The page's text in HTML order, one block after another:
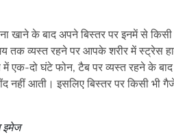
खाने के बाद अपने बिस्तर पर इनमें से
व्यस्त रहने पर आपके शरीर में स्ट्रेस
में एक-दो घंटे फोन, टैब पर व्यस्त रहने के
नहीं आती। इसलिए बिस्तर पर किसी भी
इमेज